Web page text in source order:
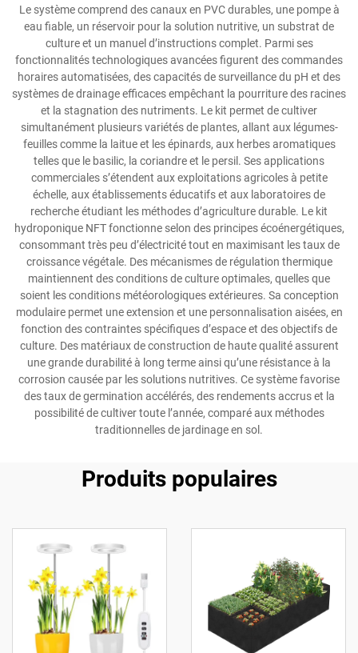
Le système comprend des canaux en PVC durables, une pompe à
eau fiable, un réservoir pour la solution nutritive, un substrat de
culture et un manuel d’instructions complet. Parmi ses
fonctionnalités technologiques avancées figurent des commandes
horaires automatisées, des capacités de surveillance du pH et des
systèmes de drainage efficaces empêchant la pourriture des racines
et la stagnation des nutriments. Le kit permet de cultiver
simultanément plusieurs variétés de plantes, allant aux légumes-
feuilles comme la laitue et les épinards, aux herbes aromatiques
telles que le basilic, la coriandre et le persil. Ses applications
commerciales s’étendent aux exploitations agricoles à petite
échelle, aux établissements éducatifs et aux laboratoires de
recherche étudiant les méthodes d’agriculture durable. Le kit
hydroponique NFT fonctionne selon des principes écoénergétiques,
consommant très peu d’électricité tout en maximisant les taux de
croissance végétale. Des mécanismes de régulation thermique
maintiennent des conditions de culture optimales, quelles que
soient les conditions météorologiques extérieures. Sa conception
modulaire permet une extension et une personnalisation aisées, en
fonction des contraintes spécifiques d’espace et des objectifs de
culture. Des matériaux de construction de haute qualité assurent
une grande durabilité à long terme ainsi qu’une résistance à la
corrosion causée par les solutions nutritives. Ce système favorise
des taux de germination accélérés, des rendements accrus et la
possibilité de cultiver toute l’année, comparé aux méthodes
traditionnelles de jardinage en sol.
Produits populaires